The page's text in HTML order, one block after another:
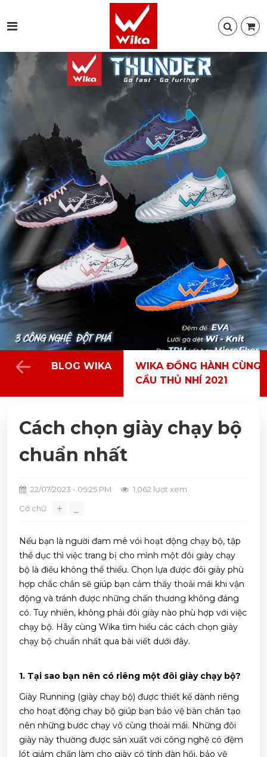
BLOG WIKA
WIKA ĐỒNG HÀNH CÙNG
CẦU THỦ NHÍ 2021
Cách chọn giày chạy bộ
chuẩn nhất
22/07/2023 - 05:25 PM
1.062 lượt xem
Cỡ chữ
＋
Nếu bạn là người đam mê vói hoạt động chạy bộ, tập
thể dục thì việc trang bị cho mình một đôi giày chạy
bộ là điều không thể thiếu. Chọn lựa được đôi giày phù
hợp chắc chắn sẽ giúp bạn cảm thấy thoải mái khi vận
động và tránh được những chấn thương không đáng
có. Tuy nhiên, không phải đôi giày nào phù hợp với việc
chạy bộ. Hãy cùng Wika tìm hiểu các cách chọn giày
chạy bộ chuẩn nhất qua bài viết dưới đây.
1. Tại sao bạn nên có riêng một đôi giày chạy bộ?
Giày Running (giày chạy bộ) được thiết kế dành riêng
cho hoạt động chạy bộ giúp bạn bảo vệ bàn chân tạo
nên những bước chạy vô cùng thoải mái. Những đôi
giày này thường được sản xuất với công nghệ có đệm
lót giảm chấn làm cho giày có tính đàn hồi, bảo vệ